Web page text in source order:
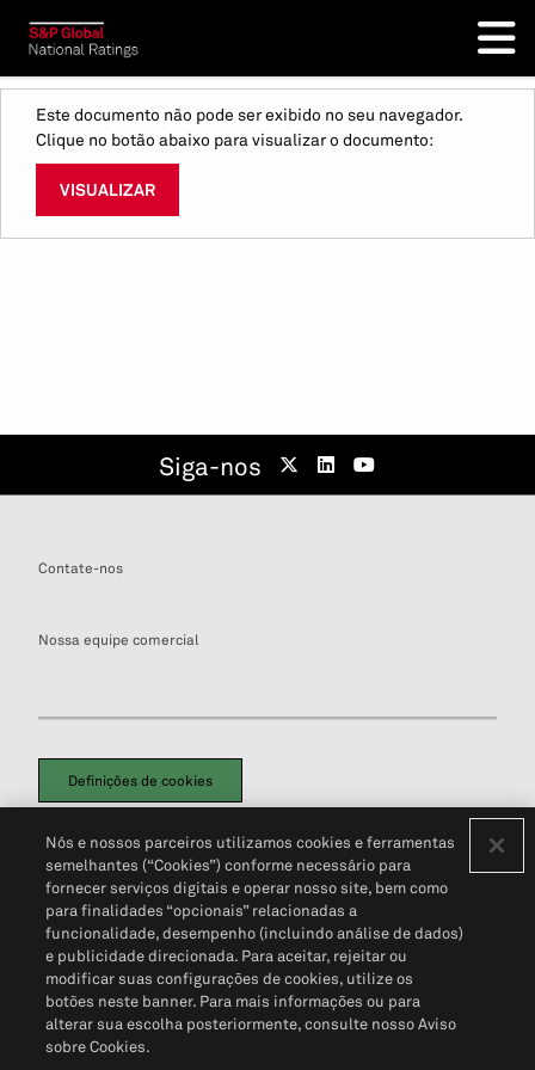
Este documento não pode ser exibido no seu navegador.
Clique no botão abaixo para visualizar o documento:
VISUALIZAR
Siga-nos
Contate-nos
Nossa equipe comercial
Definições de cookies
Política de PrivacidadePortal de privacidade do cliente (em inglês)
Não Venda Minhas Informações Pessoais© 2026 S&P Global
Nós e nossos parceiros utilizamos cookies e ferramentas
semelhantes (“Cookies”) conforme necessário para
fornecer serviços digitais e operar nosso site, bem como
para finalidades “opcionais” relacionadas a
funcionalidade, desempenho (incluindo análise de dados)
e publicidade direcionada. Para aceitar, rejeitar ou
modificar suas configurações de cookies, utilize os
botões neste banner. Para mais informações ou para
alterar sua escolha posteriormente, consulte nosso Aviso
sobre Cookies.